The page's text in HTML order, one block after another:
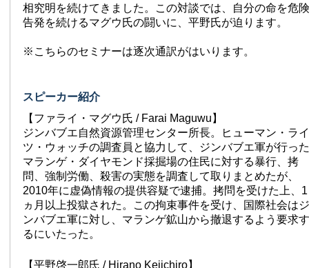
相究明を続けてきました。この対談では、自分の命を危
告発を続けるマグウ氏の闘いに、平野氏が迫ります。
※こちらのセミナーは逐次通訳がはいります。
スピーカー紹介
【ファライ・マグウ氏 / Farai Maguwu】
ジンバブエ自然資源管理センター所長。ヒューマン・ライ
ツ・ウォッチの調査員と協力して、ジンバブエ軍が行った
マランゲ・ダイヤモンド採掘場の住民に対する暴行、拷
問、強制労働、殺害の実態を調査して取りまとめたが、
2010年に虚偽情報の提供容疑で逮捕。拷問を受けた上、1
ヵ月以上投獄された。この拘束事件を受け、国際社会はジ
ンバブエ軍に対し、マランゲ鉱山から撤退するよう要求す
るにいたった。
【平野啓一郎氏 / Hirano Keiichiro】